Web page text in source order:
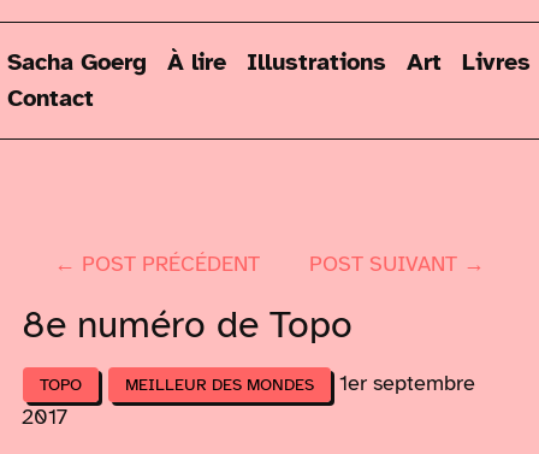
Sacha Goerg À lire Illustrations Art
Livres
Contact
← POST PRÉCÉDENT POST SUIVANT →
8e numéro de Topo
TOPO MEILLEUR DES MONDES
1er septembre
2017